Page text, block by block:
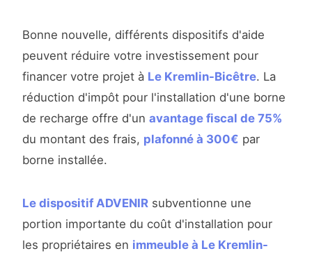
Bonne nouvelle, différents dispositifs d'aide
peuvent réduire votre investissement pour
financer votre projet à Le Kremlin-Bicêtre. La
réduction d'impôt pour l'installation d'une borne
de recharge offre d'un avantage fiscal de 75%
du montant des frais, plafonné à 300€ par
borne installée.
Le dispositif ADVENIR subventionne une
portion importante du coût d'installation pour
les propriétaires en immeuble à Le Kremlin-